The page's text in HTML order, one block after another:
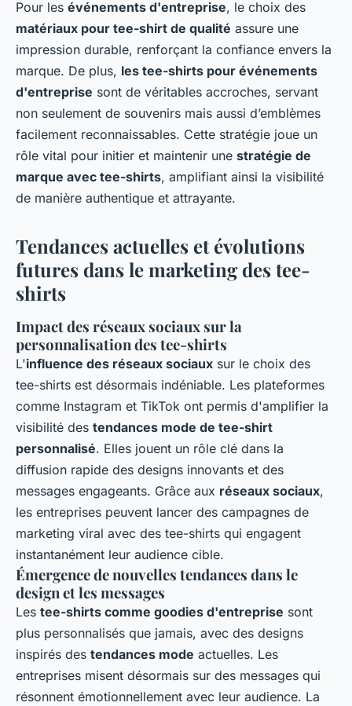
Pour les événements d'entreprise, le choix des
matériaux pour tee-shirt de qualité assure une
impression durable, renforçant la confiance envers la
marque. De plus, les tee-shirts pour événements
d'entreprise sont de véritables accroches, servant
non seulement de souvenirs mais aussi d’emblèmes
facilement reconnaissables. Cette stratégie joue un
rôle vital pour initier et maintenir une stratégie de
marque avec tee-shirts, amplifiant ainsi la visibilité
de manière authentique et attrayante.
Tendances actuelles et évolutions
futures dans le marketing des tee-
shirts
Impact des réseaux sociaux sur la
personnalisation des tee-shirts
L'influence des réseaux sociaux sur le choix des
tee-shirts est désormais indéniable. Les plateformes
comme Instagram et TikTok ont permis d'amplifier la
visibilité des tendances mode de tee-shirt
personnalisé. Elles jouent un rôle clé dans la
diffusion rapide des designs innovants et des
messages engageants. Grâce aux réseaux sociaux,
les entreprises peuvent lancer des campagnes de
marketing viral avec des tee-shirts qui engagent
instantanément leur audience cible.
Émergence de nouvelles tendances dans le
design et les messages
Les tee-shirts comme goodies d'entreprise sont
plus personnalisés que jamais, avec des designs
inspirés des tendances mode actuelles. Les
entreprises misent désormais sur des messages qui
résonnent émotionnellement avec leur audience. La